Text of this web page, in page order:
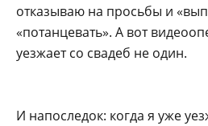
отказываю на просьбы и
«потанцевать». А вот
уезжает со свадеб не один.
И напоследок: когда я уже